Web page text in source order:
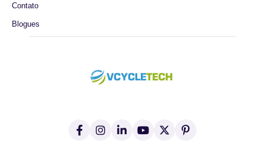
Contato
Blogues
F
a
I
n
i
Y
o
X
(
P
i